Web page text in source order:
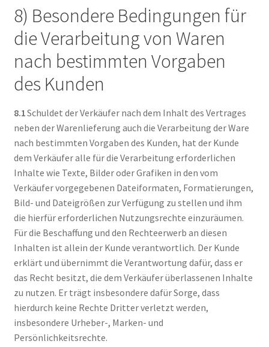
8) Besondere Bedingungen für
die Verarbeitung von Waren
nach bestimmten Vorgaben
des Kunden
8.1Schuldet der Verkäufer nach dem Inhalt des Vertrages
neben der Warenlieferung auch die Verarbeitung der Ware
nach bestimmten Vorgaben des Kunden, hat der Kunde
dem Verkäufer alle für die Verarbeitung erforderlichen
Inhalte wie Texte, Bilder oder Grafiken in den vom
Verkäufer vorgegebenen Dateiformaten, Formatierungen,
Bild- und Dateigrößen zur Verfügung zu stellen und ihm
die hierfür erforderlichen Nutzungsrechte einzuräumen.
Für die Beschaffung und den Rechteerwerb an diesen
Inhalten ist allein der Kunde verantwortlich. Der Kunde
erklärt und übernimmt die Verantwortung dafür, dass er
das Recht besitzt, die dem Verkäufer überlassenen Inhalte
zu nutzen. Er trägt insbesondere dafür Sorge, dass
hierdurch keine Rechte Dritter verletzt werden,
insbesondere Urheber-, Marken- und
Persönlichkeitsrechte.